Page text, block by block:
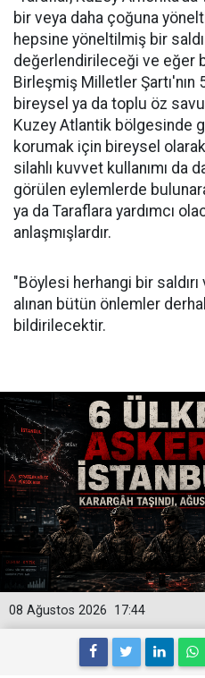
bir veya daha çoğuna
hepsine yöneltilmiş bir
değerlendirileceği ve eğer
Birleşmiş Milletler Şartı'nın
bireysel ya da toplu öz
Kuzey Atlantik bölgesinde
korumak için bireysel
silahlı kuvvet kullanımı da
görülen eylemlerde
ya da Taraflara yardımcı
anlaşmışlardır.
"Böylesi herhangi bir
alınan bütün önlemler
bildirilecektir.
17:44
08 Ağustos 2026